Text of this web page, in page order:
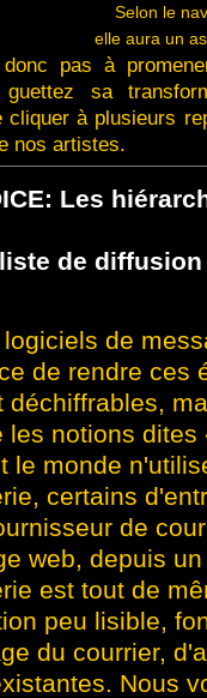
Selon le
elle aura un
pas à
sa
cliquer à plusieurs
nos artistes.
Les
de
logiciels de
de rendre ces
déchiffrables,
les notions
le monde
certains
de
web, depuis
est tout de
peu lisible,
du courrier,
Nous